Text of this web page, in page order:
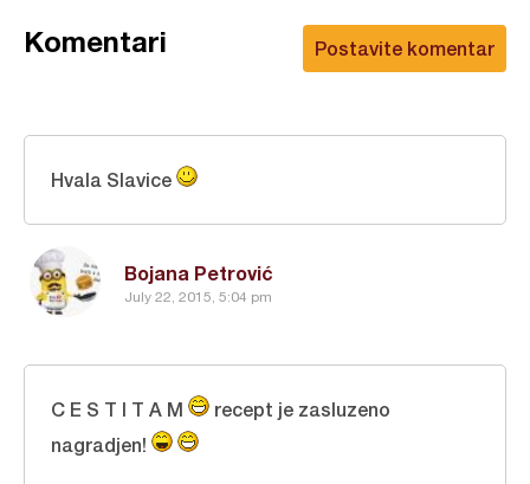
Postavite komentar
Komentari
Bojana Petrović
July 22, 2015, 5:04 pm
Hvala Slavice
C E S T I T A M
recept je zasluzeno
nagradjen!